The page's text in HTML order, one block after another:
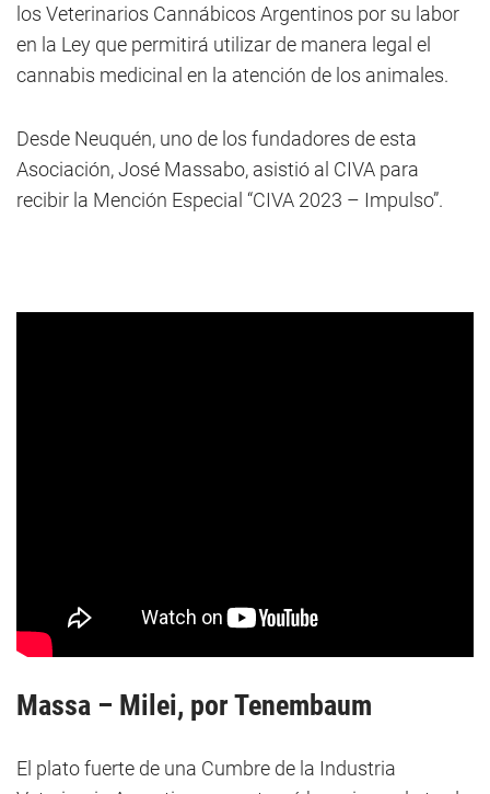
los Veterinarios Cannábicos Argentinos por su labor
en la Ley que permitirá utilizar de manera legal el
cannabis medicinal en la atención de los animales.
Desde Neuquén, uno de los fundadores de esta
Asociación, José Massabo, asistió al CIVA para
recibir la Mención Especial “CIVA 2023 – Impulso”.
Massa – Milei, por Tenembaum
El plato fuerte de una Cumbre de la Industria